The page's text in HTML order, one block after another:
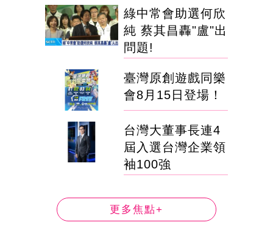
綠中常會助選何欣
純 蔡其昌轟"盧"出
問題!
臺灣原創遊戲同樂
會8月15日登場！
台灣大董事長連4
屆入選台灣企業領
袖100強
更多焦點+